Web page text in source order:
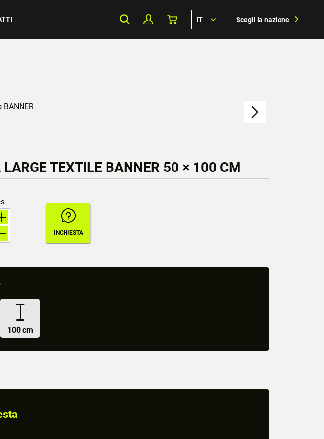
IT Scegli la nazione
BANNER
LARGE TEXTILE BANNER 50 × 100 CM
100 cm